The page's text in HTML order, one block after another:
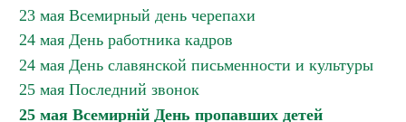
23 мая Всемирный день черепахи
24 мая День работника кадров
24 мая День славянской письменности и культуры
25 мая Последний звонок
25 мая Всемирній День пропавших детей